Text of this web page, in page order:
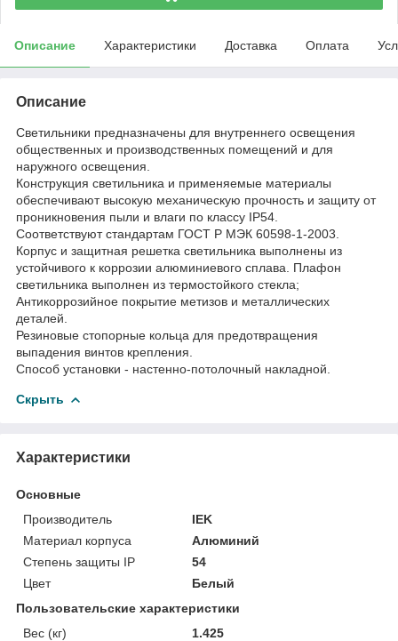
Описание Характеристики Доставка Оплата
Описание
Светильники предназначены для внутреннего освещения
общественных и производственных помещений и для
наружного освещения.
Конструкция светильника и применяемые материалы
обеспечивают высокую механическую прочность и защиту от
проникновения пыли и влаги по классу IP54.
Соответствуют стандартам ГОСТ Р МЭК 60598-1-2003.
Корпус и защитная решетка светильника выполнены из
устойчивого к коррозии алюминиевого сплава. Плафон
светильника выполнен из термостойкого стекла;
Антикоррозийное покрытие метизов и металлических
деталей.
Резиновые стопорные кольца для предотвращения
выпадения винтов крепления.
Способ установки - настенно-потолочный накладной.
Скрыть
Характеристики
Основные
Производитель
IEK
Материал корпуса
Алюминий
Степень защиты IP
54
Цвет
Белый
Пользовательские характеристики
Вес (кг)
1.425